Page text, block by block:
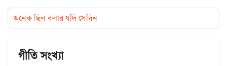
অনেক ছিল বলার যদি সেদিন
গীতি সংখ্যা